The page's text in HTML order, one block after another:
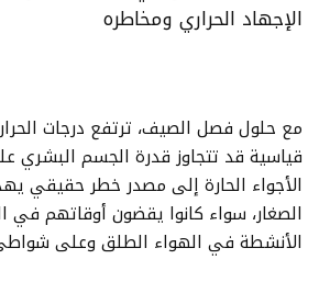
مع حلول فصل الصيف، ترتفع درجات
قياسية قد تتجاوز قدرة الجسم البشري
الأجواء الحارة إلى مصدر خطر حقيقي
الصغار، سواء كانوا يقضون أوقاتهم في
الأنشطة في الهواء الطلق وعلى شواطئ